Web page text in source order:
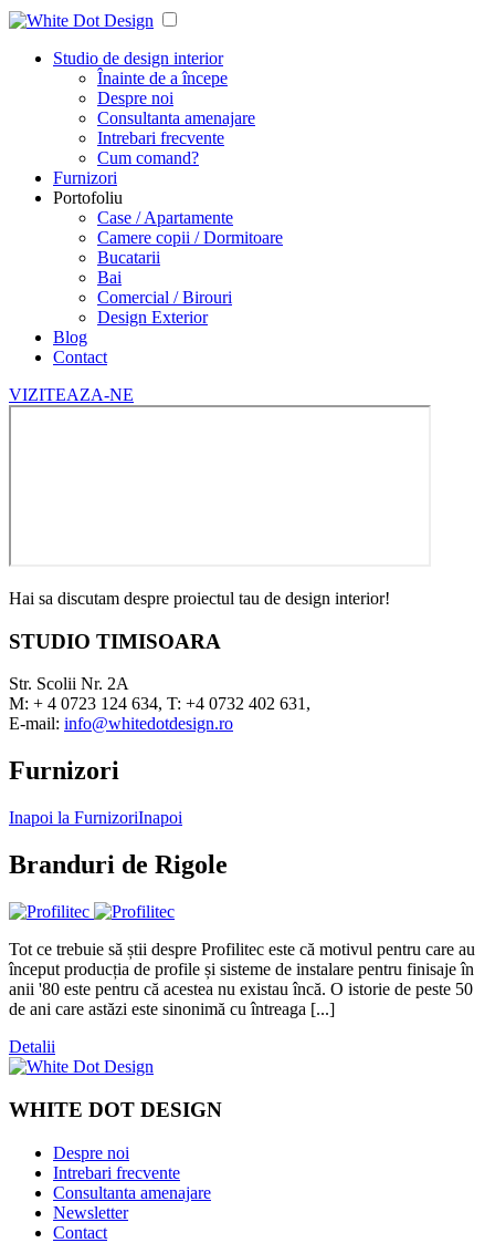
Studio de design interior
Înainte de a începe
Despre noi
Consultanta amenajare
Intrebari frecvente
Cum comand?
Furnizori
Portofoliu
Case / Apartamente
Camere copii / Dormitoare
Bucatarii
Bai
Comercial / Birouri
Design Exterior
Blog
Contact
VIZITEAZA-NE
Hai sa discutam despre proiectul tau de design interior!
STUDIO TIMISOARA
Str. Scolii Nr. 2A
M: + 4 0723 124 634, T: +4 0732 402 631,
E-mail: info@whitedotdesign.ro
Furnizori
Inapoi la FurnizoriInapoi
Branduri de Rigole
Tot ce trebuie să știi despre Profilitec este că motivul pentru care au
început producția de profile și sisteme de instalare pentru finisaje în
anii '80 este pentru că acestea nu existau încă. O istorie de peste 50
de ani care astăzi este sinonimă cu întreaga [...]
Detalii
WHITE DOT DESIGN
Despre noi
Intrebari frecvente
Consultanta amenajare
Newsletter
Contact